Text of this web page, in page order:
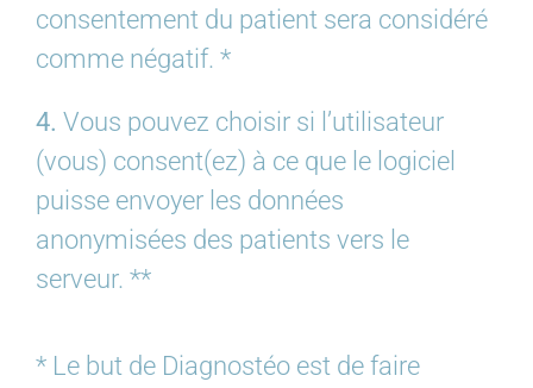
consentement du patient sera considéré
comme négatif. *
4. Vous pouvez choisir si l’utilisateur
(vous) consent(ez) à ce que le logiciel
puisse envoyer les données
anonymisées des patients vers le
serveur. **
* Le but de Diagnostéo est de faire